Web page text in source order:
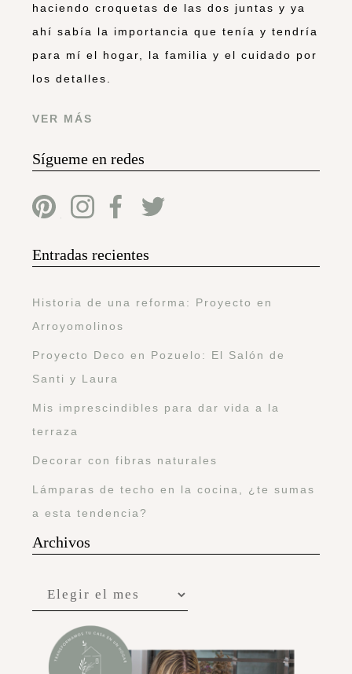
haciendo croquetas de las dos juntas y ya
ahí sabía la importancia que tenía y tendría
para mí el hogar, la familia y el cuidado por
los detalles.
VER MÁS
Sígueme en redes
Entradas recientes
Historia de una reforma: Proyecto en
Arroyomolinos
Proyecto Deco en Pozuelo: El Salón de
Santi y Laura
Mis imprescindibles para dar vida a la
terraza
Decorar con fibras naturales
Lámparas de techo en la cocina, ¿te sumas
a esta tendencia?
Archivos